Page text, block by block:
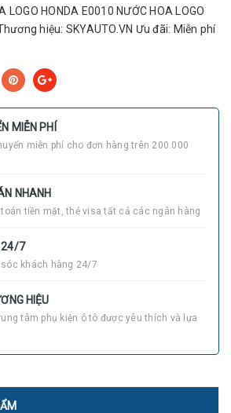
LOGO HONDA E0010 NƯỚC HOA LOGO
hiệu: SKYAUTO.VN Ưu đãi: Miễn phí
MIỄN PHÍ
miễn phí cho đơn hàng trên 200.000
NHANH
toán tiền mặt, thẻ visa tất cả các ngân hàng
24/7
khách hàng 24/7
HIỆU
tâm phụ kiện ô tô được yêu thích và lựa